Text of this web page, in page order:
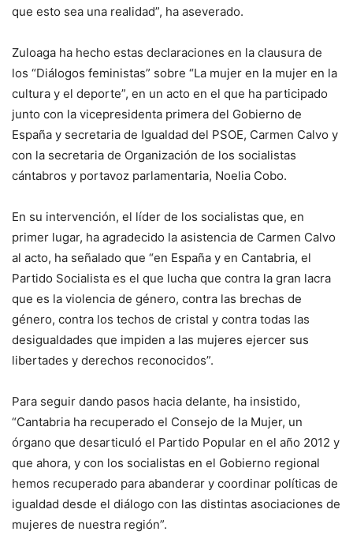
que esto sea una realidad”, ha aseverado.
Zuloaga ha hecho estas declaraciones en la clausura de
los “Diálogos feministas” sobre “La mujer en la mujer en la
cultura y el deporte”, en un acto en el que ha participado
junto con la vicepresidenta primera del Gobierno de
España y secretaria de Igualdad del PSOE, Carmen Calvo y
con la secretaria de Organización de los socialistas
cántabros y portavoz parlamentaria, Noelia Cobo.
En su intervención, el líder de los socialistas que, en
primer lugar, ha agradecido la asistencia de Carmen Calvo
al acto, ha señalado que “en España y en Cantabria, el
Partido Socialista es el que lucha que contra la gran lacra
que es la violencia de género, contra las brechas de
género, contra los techos de cristal y contra todas las
desigualdades que impiden a las mujeres ejercer sus
libertades y derechos reconocidos”.
Para seguir dando pasos hacia delante, ha insistido,
“Cantabria ha recuperado el Consejo de la Mujer, un
órgano que desarticuló el Partido Popular en el año 2012 y
que ahora, y con los socialistas en el Gobierno regional
hemos recuperado para abanderar y coordinar políticas de
igualdad desde el diálogo con las distintas asociaciones de
mujeres de nuestra región”.